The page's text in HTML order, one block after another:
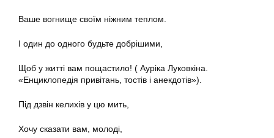
Ваше вогнище своїм ніжним теплом.
І один до одного будьте добрішими,
Щоб у житті вам пощастило! ( Ауріка Луковкіна.
«Енциклопедія привітань, тостів і анекдотів»).
Під дзвін келихів у цю мить,
Хочу сказати вам, молоді,